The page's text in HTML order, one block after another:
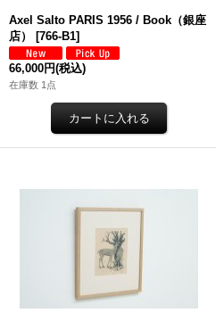
Axel Salto PARIS 1956 / Book（銀座
店）
[766-B1]
66,000円(税込)
在庫数 1点